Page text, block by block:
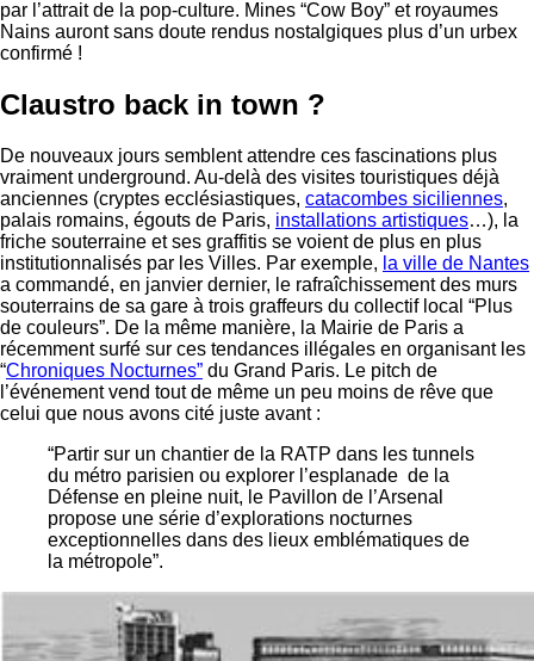
par l’attrait de la pop-culture. Mines “Cow Boy” et royaumes
Nains auront sans doute rendus nostalgiques plus d’un urbex
confirmé !
Claustro back in town ?
De nouveaux jours semblent attendre ces fascinations plus
vraiment underground. Au-delà des visites touristiques déjà
anciennes (cryptes ecclésiastiques, catacombes siciliennes,
palais romains, égouts de Paris, installations artistiques…), la
friche souterraine et ses graffitis se voient de plus en plus
institutionnalisés par les Villes. Par exemple, la ville de Nantes
a commandé, en janvier dernier, le rafraîchissement des murs
souterrains de sa gare à trois graffeurs du collectif local “Plus
de couleurs”. De la même manière, la Mairie de Paris a
récemment surfé sur ces tendances illégales en organisant les
“Chroniques Nocturnes” du Grand Paris. Le pitch de
l’événement vend tout de même un peu moins de rêve que
celui que nous avons cité juste avant :
“Partir sur un chantier de la RATP dans les tunnels
du métro parisien ou explorer l’esplanade de la
Défense en pleine nuit, le Pavillon de l’Arsenal
propose une série d’explorations nocturnes
exceptionnelles dans des lieux emblématiques de
la métropole”.